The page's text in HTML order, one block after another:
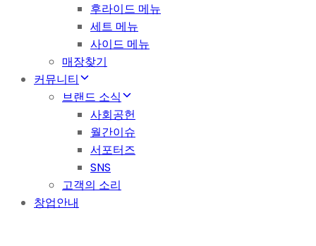
후라이드 메뉴
세트 메뉴
사이드 메뉴
매장찾기
커뮤니티
브랜드 소식
사회공헌
월간이슈
서포터즈
SNS
고객의 소리
창업안내